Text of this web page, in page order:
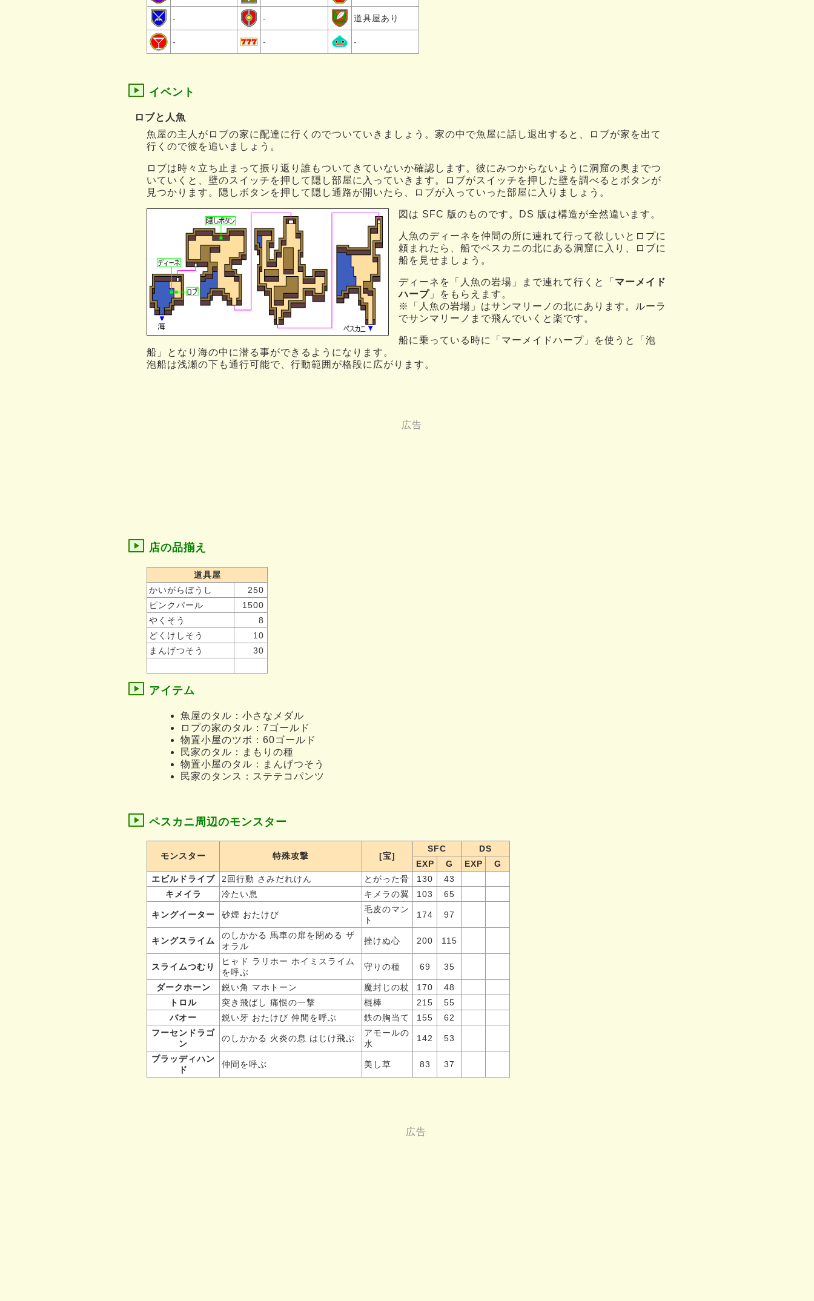
- - 道具屋あり
- - -
イベント
ロブと人魚
魚屋の主人がロブの家に配達に行くのでついていきましょう。家の中で魚屋に話し退出すると、ロブが家を出て
行くので彼を追いましょう。
ロブは時々立ち止まって振り返り誰もついてきていないか確認します。彼にみつからないように洞窟の奥までつ
いていくと、壁のスイッチを押して隠し部屋に入っていきます。ロブがスイッチを押した壁を調べるとボタンが
見つかります。隠しボタンを押して隠し通路が開いたら、ロブが入っていった部屋に入りましょう。
図は SFC 版のものです。DS 版は構造が全然違います。
人魚のディーネを仲間の所に連れて行って欲しいとロプに
頼まれたら、船でペスカニの北にある洞窟に入り、ロブに
船を見せましょう。
ディーネを「人魚の岩場」まで連れて行くと「 マーメイド
ハープ 」をもらえます。
※「人魚の岩場」はサンマリーノの北にあります。ルーラ
でサンマリーノまで飛んでいくと楽です。
船に乗っている時に「マーメイドハープ」を使うと「泡
船」となり海の中に潜る事ができるようになります。
泡船は浅瀬の下も通行可能で、行動範囲が格段に広がります。
店の品揃え
道具屋
かいがらぼうし
250
ピンクパール
1500
やくそう
8
どくけしそう
10
まんげつそう
30
アイテム
魚屋のタル：小さなメダル
ロプの家のタル：7ゴールド
物置小屋のツボ：60ゴールド
民家のタル：まもりの種
物置小屋のタル：まんげつそう
民家のタンス：ステテコパンツ
ペスカニ周辺のモンスター
モンスター 特殊攻撃 [宝]
SFC
DS
EXP
G EXP
G
エビルドライブ
2回行動 さみだれけん とがった骨 130
43
キメイラ
冷たい息 キメラの翼 103 65
キングイーター 砂煙 おたけび
毛皮のマン
ト
174 97
キングスライム
のしかかる 馬車の扉を閉める ザ
オラル
挫けぬ心 200 115
スライムつむり
ヒャド ラリホー ホイミスライム
を呼ぶ
守りの種 69 35
ダークホーン 鋭い角 マホトーン 魔封じの杖 170
48
トロル
突き飛ばし 痛恨の一撃 棍棒 215
55
バオー
鋭い牙 おたけび 仲間を呼ぶ 鉄の胸当て 155
62
フーセンドラゴ
ン
のしかかる 火炎の息 はじけ飛ぶ
アモールの
水
142 53
ブラッディハン
ド
仲間を呼ぶ 美し草 83 37